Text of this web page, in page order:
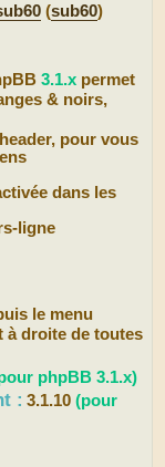
(sub60)
3.1.x permet
& noirs,
pour vous
dans les
ligne
le menu
à droite de toutes
phpBB 3.1.x)
: 3.1.10(pour